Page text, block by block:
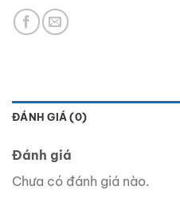
ĐÁNH GIÁ (0)
Đánh giá
Chưa có đánh giá nào.